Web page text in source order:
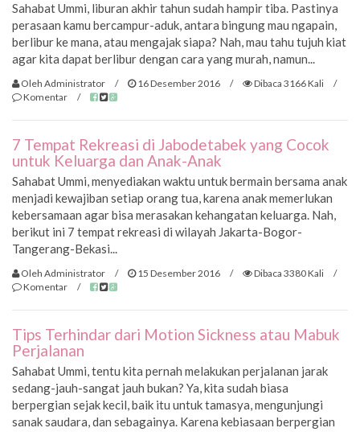
Sahabat Ummi, liburan akhir tahun sudah hampir tiba. Pastinya
perasaan kamu bercampur-aduk, antara bingung mau ngapain,
berlibur ke mana, atau mengajak siapa? Nah, mau tahu tujuh kiat
agar kita dapat berlibur dengan cara yang murah, namun...
Oleh Administrator / 16 Desember 2016 / Dibaca 3166 Kali
/
Komentar
/
7 Tempat Rekreasi di Jabodetabek yang Cocok
untuk Keluarga dan Anak-Anak
Sahabat Ummi, menyediakan waktu untuk bermain bersama anak
menjadi kewajiban setiap orang tua, karena anak memerlukan
kebersamaan agar bisa merasakan kehangatan keluarga. Nah,
berikut ini 7 tempat rekreasi di wilayah Jakarta-Bogor-
Tangerang-Bekasi...
Oleh Administrator / 15 Desember 2016 / Dibaca 3380 Kali
/
Komentar
/
Tips Terhindar dari Motion Sickness atau Mabuk
Perjalanan
Sahabat Ummi, tentu kita pernah melakukan perjalanan jarak
sedang-jauh-sangat jauh bukan? Ya, kita sudah biasa
berpergian sejak kecil, baik itu untuk tamasya, mengunjungi
sanak saudara, dan sebagainya. Karena kebiasaan berpergian